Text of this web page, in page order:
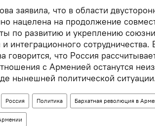
заявила, что в области
нацелена на продолжение
по развитию и укреплению
интеграционного сотрудничества.
говорится, что Россия
с Арменией останутся
нынешней политической
Россия Политика Бархатная революция в